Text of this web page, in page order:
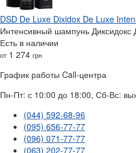
DSD De Luxe Dixidox De Luxe
Интенсивный шампунь
Есть в наличии
от 1 274 грн
График работы Call-центра
Пн-Пт: с 10:00 до 18:00, Сб-Вс:
(044) 592-68-96
(095) 656-77-77
(096) 071-77-77
(063) 202-77-77